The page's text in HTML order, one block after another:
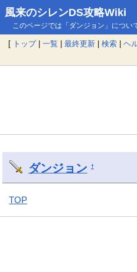
風来のシレンDS攻略Wiki
このページでは「ダンジョン」につい
[ トップ| 一覧 | 最終更新 | 検索 | ヘ
ダンジョン †
TOP